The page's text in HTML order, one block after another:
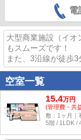
電
大型商業施設（イオ
もスムーズです！
また、3沿線が徒歩
空室一覧
15.4万円
(管理費・共
敷：1ヶ月｜
5階 / 1LDK /